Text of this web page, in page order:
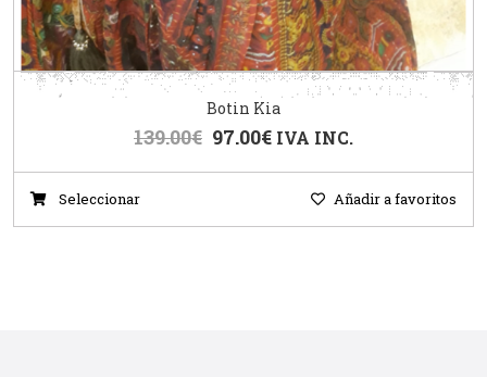
Botin Kia
139.00€ 97.00€ IVA INC.
Seleccionar Añadir a favoritos